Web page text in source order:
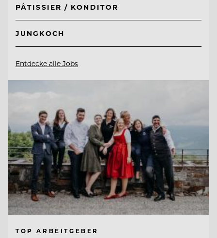
PÂTISSIER / KONDITOR
JUNGKOCH
Entdecke alle Jobs
TOP ARBEITGEBER